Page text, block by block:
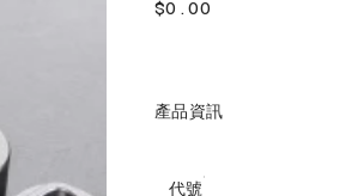
格
$0.00
產品資訊
代號